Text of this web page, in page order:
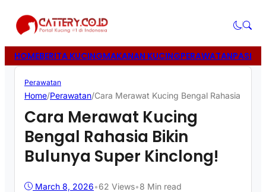
HOMEBERITA KUCINGMAKANAN KUCINGPERAWATANPASIR
Perawatan
Home/Perawatan/Cara Merawat Kucing Bengal Rahasia Bikin
Cara Merawat Kucing
Bengal Rahasia Bikin
Bulunya Super Kinclong!
March 8, 2026•62 Views•8 Min read